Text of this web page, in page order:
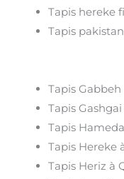
Tapis hereke
Tapis
Tapis
Tapis
Tapis
Tapis Hereke
Tapis Heriz à